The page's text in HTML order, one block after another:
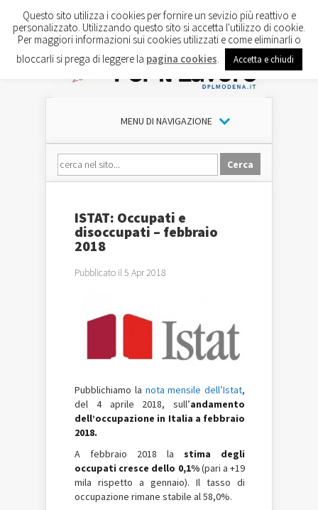
MENU DI NAVIGAZIONE
ISTAT: Occupati e
disoccupati – febbraio
2018
Pubblicato il 5 Apr 2018
Pubblichiamo la nota mensile dell’Istat,
del 4 aprile 2018, sull’andamento
dell’occupazione in Italia a febbraio
2018.
A febbraio 2018 la stima degli
occupati cresce dello 0,1%(pari a +19
mila rispetto a gennaio). Il tasso di
occupazione rimane stabile al 58,0%.
Questo sito utilizza i cookies per fornire un sevizio più reattivo e
personalizzato. Utilizzando questo sito si accetta l'utilizzo di cookie.
Per maggiori informazioni sui cookies utilizzati e come eliminarli o
bloccarli si prega di leggere la pagina cookies Accetta e chiudi